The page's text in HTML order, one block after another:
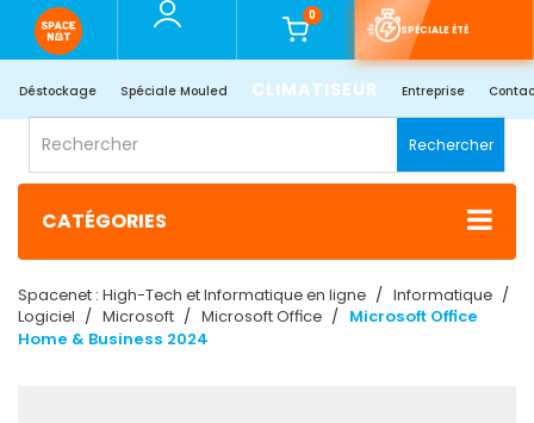
0
SPÉCIALE ÉTÉ
Déstockage Spéciale Mouled CLIMATISEUR Entreprise
Rechercher
CATÉGORIES
Spacenet : High-Tech et Informatique en ligne
Informatique
Logiciel
Microsoft Microsoft Office
Microsoft Office
Home & Business 2024